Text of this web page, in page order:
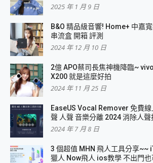
2025 年 1 月 9 日
B&O 精品級音響! Home+ 中嘉
串流盒 開箱 評測
2024 年 12 月 10 日
2億 APO蔡司長焦神機降臨~
X200 就是這麼好拍
2024 年 11 月 25 日
EaseUS Vocal Remover 免費
聲 人聲 音樂分離 2024 消除人聲
2024 年 7 月 8 日
3 個超值 MHN 飛人工具分享~~
獵人 Now飛人 ios教學 不出門